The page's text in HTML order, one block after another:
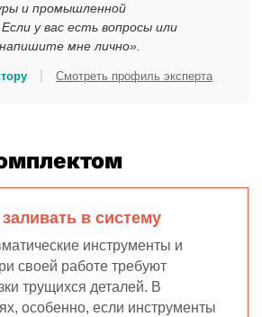
и промышленной
у вас есть вопросы или
мне лично».
Смотреть профиль эксперта
в систему
инструменты и
своей работе требуют
трущихся деталей. В
особенно, если инструменты